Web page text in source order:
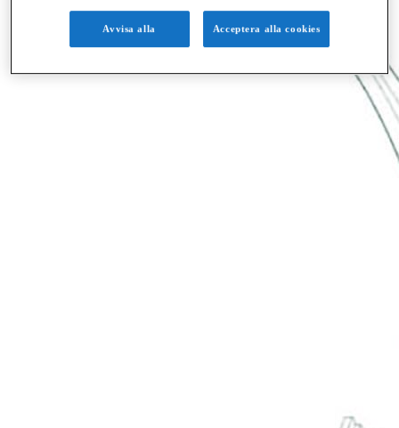
Avvisa alla Acceptera alla cookies